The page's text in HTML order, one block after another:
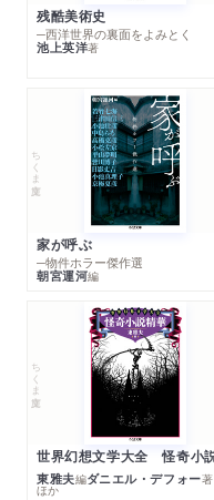
残酷美術史
─西洋世界の裏面をよみとく
池上英洋著
ちくま文庫
家が呼ぶ
─物件ホラー傑作選
朝宮運河編
ちくま文庫
東雅夫編ダニエル・デフォー著
ほか